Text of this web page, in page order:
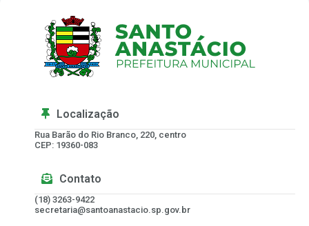
Localização
Rua Barão do Rio Branco, 220, centro
CEP: 19360-083
Contato
(18) 3263-9422
secretaria@santoanastacio.sp.gov.br